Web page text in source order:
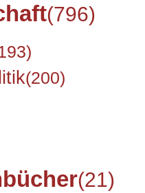
(796)
(200)
(21)